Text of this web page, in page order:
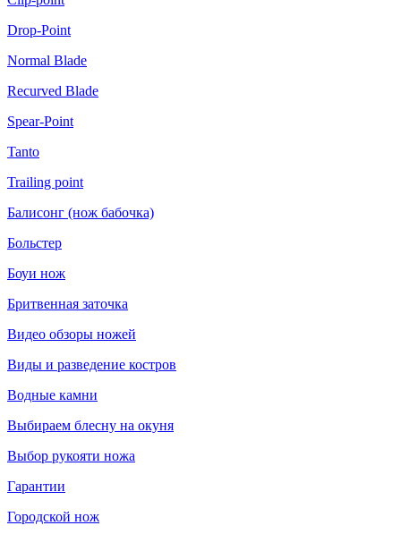
Drop-Point
Normal Blade
Recurved Blade
Spear-Point
Tanto
Trailing point
Балисонг (нож бабочка)
Больстер
Боуи нож
Бритвенная заточка
Видео обзоры ножей
Виды и разведение костров
Водные камни
Выбираем блесну на окуня
Выбор рукояти ножа
Гарантии
Городской нож